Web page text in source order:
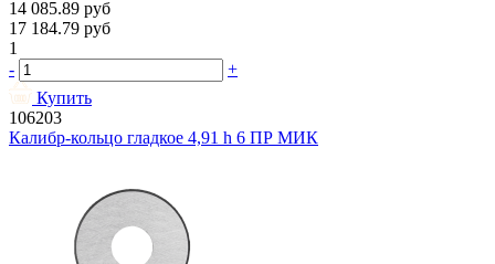
14 085.89 руб
17 184.79 руб
1
-
+
Купить
106203
Калибр-кольцо гладкое 4,91 h 6 ПР МИК